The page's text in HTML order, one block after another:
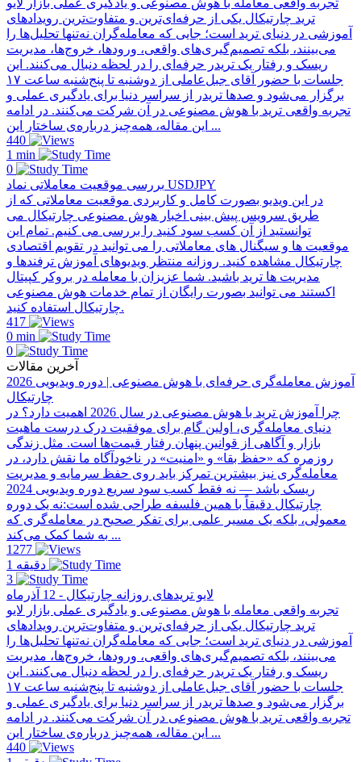
تجربه واقعی معامله با هوش مصنوعی و یادگیری عملی بازار لایو
ترید چارتیکال یکی از حرفه‌ای‌ترین و متفاوت‌ترین رویدادهای
آموزشی در دنیای ترید است؛ جایی که معامله‌گران نه‌تنها تحلیل‌ها را
می‌بینند، بلکه تصمیم‌گیری‌های واقعی، ورودها، خروج‌ها، مدیریت
ریسک و رفتار یک تریدر حرفه‌ای را در لحظه دنبال می‌کنند. این
جلسات با حضور آقای جبل‌عاملی از دو‌شنبه تا پنج‌شنبه ساعت ۱۷
برگزار می‌شود و صدها تریدر از سراسر دنیا برای یادگیری عملی و
تجربه واقعی ترید با هوش مصنوعی در آن شرکت می‌کنند. در ادامه
این مقاله، همه‌چیز درباره‌ی ساختار این ...
440
1 min
0
بررسی موقعیت معاملاتی نماد USDJPY
در این ویدیو بصورت کامل و کاربردی موقعیت معاملاتی که از
طریق سرویس پیش بینی اخبار هوش مصنوعی چارتیکال می
توانستید از آن کسب سود کنید را بررسی می کنیم. تمام این
موقعیت ها و سیگنال های معاملاتی را می توانید در تقویم اقتصادی
چارتیکال مشاهده کنید. روزانه منتظر ویدیوهای آموزش ترفندها و
مدیریت ها ترید باشید. شما عزیزان با معامله در بروکر کپیتال
اکستند می توانید بصورت رایگان از تمام خدمات هوش مصنوعی
چارتیکال استفاده کنید.
417
0 min
0
آخرین مقالات
آموزش معامله‌گری حرفه‌ای با هوش مصنوعی | دوره ویدیویی 2026
چارتیکال
چرا آموزش ترید با هوش مصنوعی در سال 2026 اهمیت دارد؟ در
دنیای معامله‌گری، اولین گام برای موفقیت درک درست ماهیت
بازار و آگاهی از قوانین پنهان رفتار قیمت‌ها است. مثل زندگی
روزمره که «حفظ بقا» و «امنیت» در ناخودآگاه ما نقش دارد، در
معامله‌گری نیز بیشترین تمرکز باید روی حفظ سرمایه و مدیریت
ریسک باشد — نه فقط کسب سود سریع دوره ویدیویی 2024
چارتیکال دقیقاً با همین فلسفه طراحی شده است:نه یک دوره
معمولی، بلکه یک مسیر علمی برای تفکر صحیح در معامله‌گری که
به شما کمک می‌کند ...
1277
1 دقیقه
3
لایو تریدهای روزانه چارتیکال - 12 آذرماه
تجربه واقعی معامله با هوش مصنوعی و یادگیری عملی بازار لایو
ترید چارتیکال یکی از حرفه‌ای‌ترین و متفاوت‌ترین رویدادهای
آموزشی در دنیای ترید است؛ جایی که معامله‌گران نه‌تنها تحلیل‌ها را
می‌بینند، بلکه تصمیم‌گیری‌های واقعی، ورودها، خروج‌ها، مدیریت
ریسک و رفتار یک تریدر حرفه‌ای را در لحظه دنبال می‌کنند. این
جلسات با حضور آقای جبل‌عاملی از دو‌شنبه تا پنج‌شنبه ساعت ۱۷
برگزار می‌شود و صدها تریدر از سراسر دنیا برای یادگیری عملی و
تجربه واقعی ترید با هوش مصنوعی در آن شرکت می‌کنند. در ادامه
این مقاله، همه‌چیز درباره‌ی ساختار این ...
440